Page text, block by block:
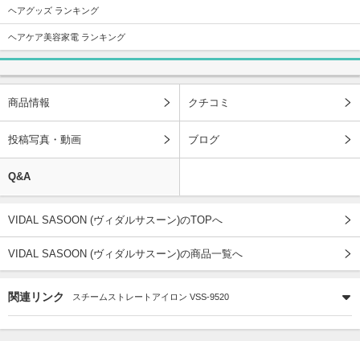
ヘアグッズ ランキング
ヘアケア美容家電 ランキング
商品情報 クチコミ
投稿写真・動画 ブログ
Q&A
VIDAL SASOON (ヴィダルサスーン)のTOPへ
VIDAL SASOON (ヴィダルサスーン)の商品一覧へ
関連リンク スチームストレートアイロン VSS-9520